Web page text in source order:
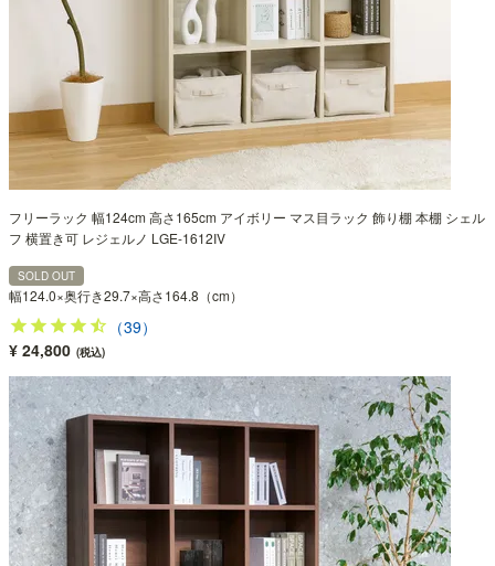
フリーラック 幅124cm 高さ165cm アイボリー マス目ラック 飾り棚 本棚 シェル
フ 横置き可 レジェルノ LGE-1612IV
SOLD OUT
幅124.0×奥行き29.7×高さ164.8（cm）
（39）
¥ 24,800 (税込)